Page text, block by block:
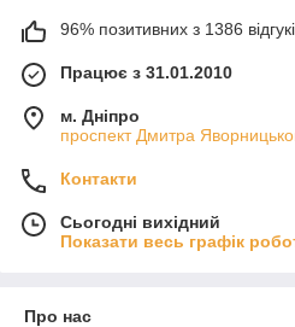
96% позитивних з 1386
Працює з 31.01.2010
м. Дніпро
проспект Дмитра
Контакти
Сьогодні вихідний
Показати весь графік
Про нас